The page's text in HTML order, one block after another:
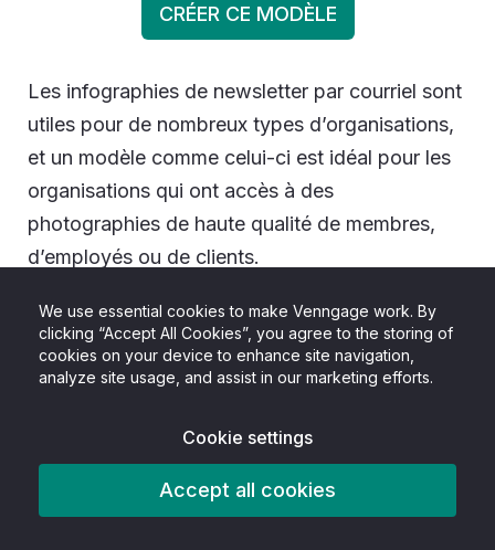
We use essential cookies to make Venngage work. By
clicking “Accept All Cookies”, you agree to the storing of
cookies on your device to enhance site navigation,
analyze site usage, and assist in our marketing efforts.
Cookie settings
Accept all cookies
CRÉER CE MODÈLE
Les infographies de newsletter par courriel sont
utiles pour de nombreux types d’organisations,
et un modèle comme celui-ci est idéal pour les
organisations qui ont accès à des
photographies de haute qualité de membres,
d’employés ou de clients.